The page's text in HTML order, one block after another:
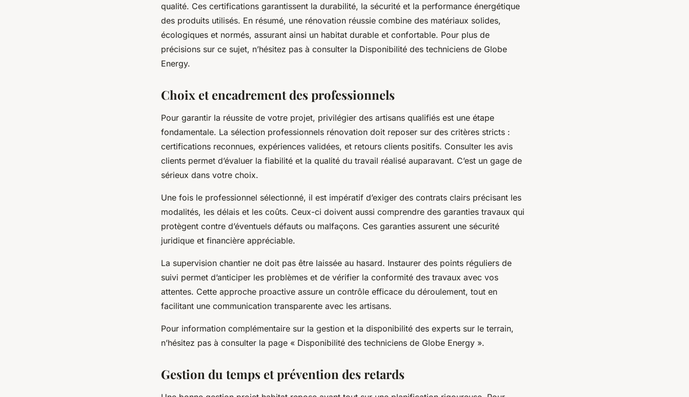
qualité. Ces certifications garantissent la durabilité, la sécurité et la performance énergétique
des produits utilisés. En résumé, une rénovation réussie combine des matériaux solides,
écologiques et normés, assurant ainsi un habitat durable et confortable. Pour plus de
précisions sur ce sujet, n’hésitez pas à consulter la Disponibilité des techniciens de Globe
Energy.
Choix et encadrement des professionnels
Pour garantir la réussite de votre projet, privilégier des artisans qualifiés est une étape
fondamentale. La sélection professionnels rénovation doit reposer sur des critères stricts :
certifications reconnues, expériences validées, et retours clients positifs. Consulter les avis
clients permet d’évaluer la fiabilité et la qualité du travail réalisé auparavant. C’est un gage de
sérieux dans votre choix.
Une fois le professionnel sélectionné, il est impératif d’exiger des contrats clairs précisant les
modalités, les délais et les coûts. Ceux-ci doivent aussi comprendre des garanties travaux qui
protègent contre d’éventuels défauts ou malfaçons. Ces garanties assurent une sécurité
juridique et financière appréciable.
La supervision chantier ne doit pas être laissée au hasard. Instaurer des points réguliers de
suivi permet d’anticiper les problèmes et de vérifier la conformité des travaux avec vos
attentes. Cette approche proactive assure un contrôle efficace du déroulement, tout en
facilitant une communication transparente avec les artisans.
Pour information complémentaire sur la gestion et la disponibilité des experts sur le terrain,
n’hésitez pas à consulter la page « Disponibilité des techniciens de Globe Energy ».
Gestion du temps et prévention des retards